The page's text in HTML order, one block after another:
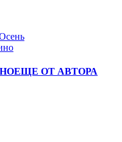
ЕЩЕ ОТ АВТОРА